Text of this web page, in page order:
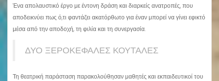
Ένα απολαυστικό έργο με έντονη δράση και διαρκείς ανατροπές, που
αποδεικνύει πως ό,τι φαντάζει ακατόρθωτο για έναν μπορεί να γίνει εφικτό
μέσα από την αποδοχή, τη φιλία και τη συνεργασία.
ΔΥΟ ΞΕΡΟΚΕΦΑΛΕΣ ΚΟΥΤΑΛΕΣ
Τη θεατρική παράσταση παρακολούθησαν μαθητές και εκπαιδευτικοί του